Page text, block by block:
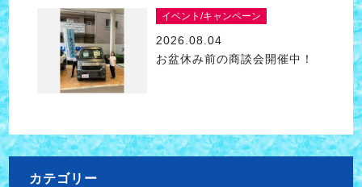
イベント/キャンペーン
2026.08.04
お盆休み前の商談会開催中！
カテゴリー